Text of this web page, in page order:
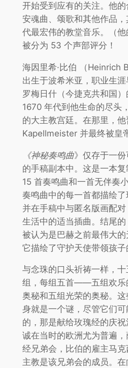
开始受到应有的关注。他的
安魂曲、颂歌和其他作品
代最宏伟的教堂音乐。（
被分为 53 个声部评分！
海因里希·比伯 （Heinrich
出生于波希米亚，职业生
罗梅日什（今捷克共和国
1670 年代到他生命的尽头
的大主教宫廷。在那里，他
Kapellmeister 并最终被皇
《神秘奏鸣曲》仅存于一
的手稿副本中。这是一本
15 首奏鸣曲和一首无伴奏
奏鸣曲中的每一首都描绘了
并在手稿中与匿名版画配
生活中的适当插曲。结尾
被认为是巴赫之前最伟大的
它描绘了守护天使带领孩子
与念珠的口头祈祷一样，
组，每组五首——五组欢乐
奥秘和五组光荣的奥秘。
身就是一个谜，尽管它们
的，那是献给玫瑰经的庆
诚在当时的欧洲尤为普遍
经兄弟会，比伯的雇主马克
主教是该兄弟会的成员。